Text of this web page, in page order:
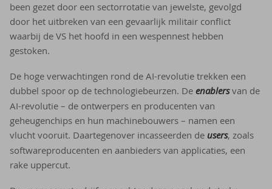
been gezet door een sectorrotatie van jewelste, gevolgd
door het uitbreken van een gevaarlijk militair conflict
waarbij de VS het hoofd in een wespennest hebben
gestoken.
De hoge verwachtingen rond de AI-revolutie trekken een
dubbel spoor op de technologiebeurzen. De enablersvan de
AI-revolutie – de ontwerpers en producenten van
geheugenchips en hun machinebouwers – namen een
vlucht vooruit. Daartegenover incasseerden de users, zoals
softwareproducenten en aanbieders van applicaties, een
rake uppercut.